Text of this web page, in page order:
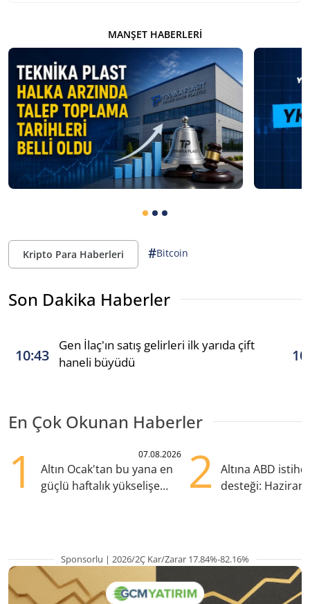
MANŞET HABERLERI
Kripto Para Haberleri #Bitcoin
Son Dakika Haberler
10:43
Gen İlaç'ın satış gelirleri ilk yarıda çift
haneli büyüdü
En Çok Okunan Haberler
1 07.08.2026
Altın Ocak'tan bu yana en
güçlü haftalık yükselişe
2
Altına ABD
desteği:
Sponsorlu | 2026/2Ç Kar/Zarar 17.84%-82.16%